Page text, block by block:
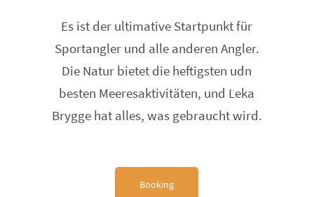
Es ist der ultimative Startpunkt für
Sportangler und alle anderen Angler.
Die Natur bietet die heftigsten udn
besten Meeresaktivitäten, und Leka
Brygge hat alles, was gebraucht wird.
Booking